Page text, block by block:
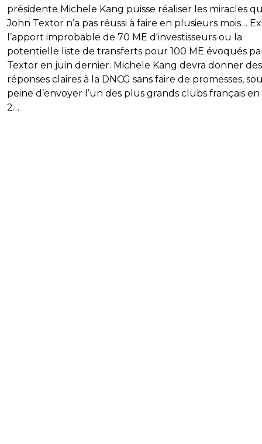
présidente Michele Kang puisse réaliser les miracles
John Textor n’a pas réussi à faire en plusieurs mois…
l’apport improbable de 70 ME d'investisseurs ou la
potentielle liste de transferts pour 100 ME évoqués
Textor en juin dernier. Michele Kang devra donner des
réponses claires à la DNCG sans faire de promesses,
peine d’envoyer l’un des plus grands clubs français
2…